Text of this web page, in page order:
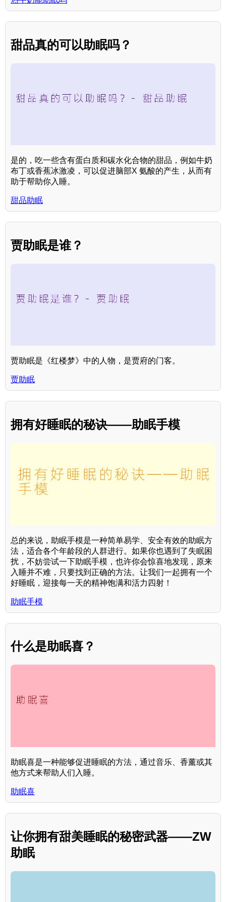
甜品真的可以助眠吗？
是的，吃一些含有蛋白质和碳水化合物的甜品，例如牛奶
布丁或香蕉冰激凌，可以促进脑部X 氨酸的产生，从而有
助于帮助你入睡。
甜品助眠
贾助眠是谁？
贾助眠是《红楼梦》中的人物，是贾府的门客。
贾助眠
拥有好睡眠的秘诀——助眠手模
总的来说，助眠手模是一种简单易学、安全有效的助眠方
法，适合各个年龄段的人群进行。如果你也遇到了失眠困
扰，不妨尝试一下助眠手模，也许你会惊喜地发现，原来
入睡并不难，只要找到正确的方法。让我们一起拥有一个
好睡眠，迎接每一天的精神饱满和活力四射！
助眠手模
什么是助眠喜？
助眠喜是一种能够促进睡眠的方法，通过音乐、香薰或其
他方式来帮助人们入睡。
助眠喜
让你拥有甜美睡眠的秘密武器——ZW
助眠